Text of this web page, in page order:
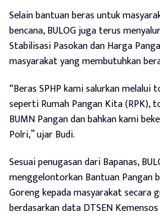
Selain bantuan beras untuk
bencana, BULOG juga terus
Stabilisasi Pasokan dan Harga
masyarakat yang membutuhkan
“Beras SPHP kami salurkan
seperti Rumah Pangan Kita (RPK),
BUMN Pangan dan bahkan kami
Polri,” ujar Budi.
Sesuai penugasan dari Bapanas,
menggelontorkan Bantuan Pangan
Goreng kepada masyarakat secara
berdasarkan data DTSEN